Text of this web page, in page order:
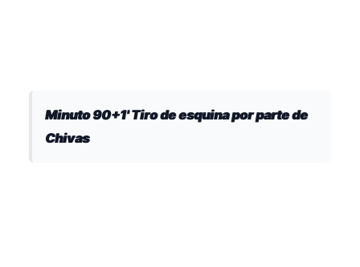
Minuto 90+1' Tiro de esquina por parte de
Chivas